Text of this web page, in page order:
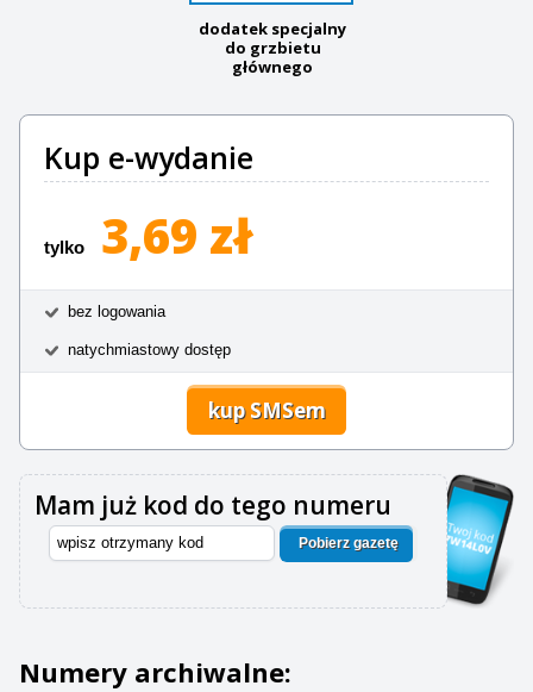
dodatek specjalny
do grzbietu
głównego
Kup e-wydanie
tylko 3,69 zł
bez logowania
natychmiastowy dostęp
kup SMSem
Mam już kod do tego numeru
Pobierz gazetę
Numery archiwalne: